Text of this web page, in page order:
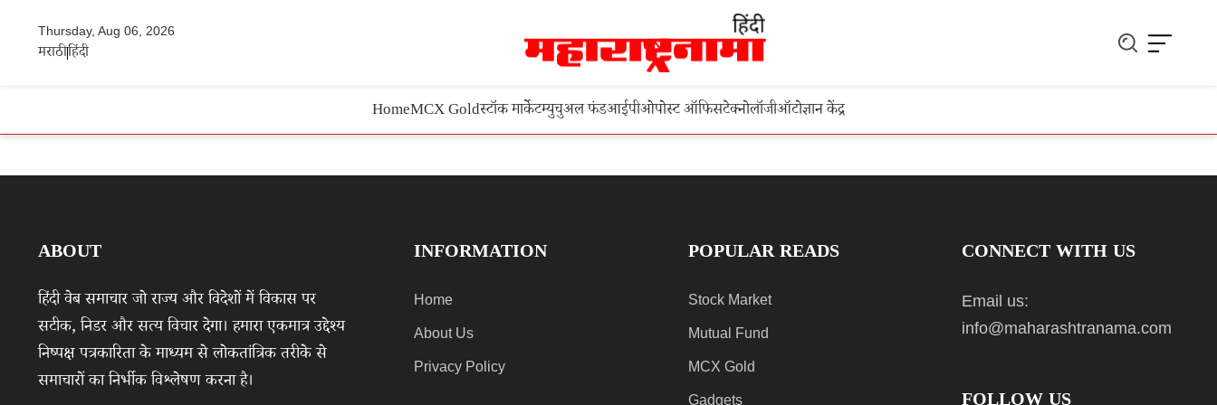
Thursday, Aug 06, 2026
मराठीहिंदी
HomeMCX Goldस्टॉक मार्केटम्युचुअल फंडआईपीओपोस्ट ऑफिसटेक्नोलॉजीऑटोज्ञान केंद्र
ABOUT
हिंदी वेब समाचार जो राज्य और विदेशों में विकास पर
सटीक, निडर और सत्य विचार देगा। हमारा एकमात्र उद्देश्य
निष्पक्ष पत्रकारिता के माध्यम से लोकतांत्रिक तरीके से
समाचारों का निर्भीक विश्लेषण करना है।
INFORMATION
Home
About Us
Privacy Policy
POPULAR READS
Stock Market
Mutual Fund
MCX Gold
Gadgets
CONNECT WITH US
Email us:
info@maharashtranama.com